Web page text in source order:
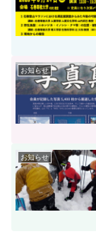
お知らせ
お知らせ